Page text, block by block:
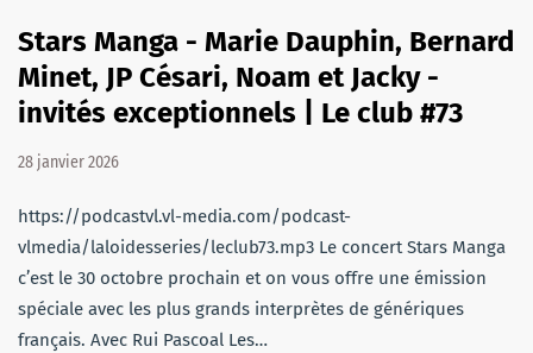
Stars Manga - Marie Dauphin, Bernard
Minet, JP Césari, Noam et Jacky -
invités exceptionnels | Le club #73
28 janvier 2026
https://podcastvl.vl-media.com/podcast-
vlmedia/laloidesseries/leclub73.mp3 Le concert Stars Manga
c’est le 30 octobre prochain et on vous offre une émission
spéciale avec les plus grands interprètes de génériques
français. Avec Rui Pascoal Les…